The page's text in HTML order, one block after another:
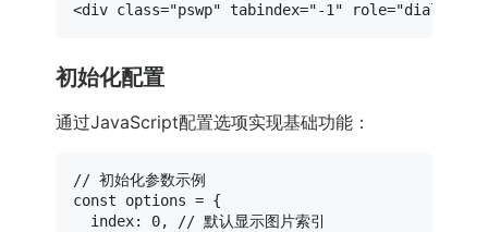
<div class="pswp" tabindex="-1" role="dialog"
初始化配置
通过JavaScript配置选项实现基础功能：
// 初始化参数示例
const options = {
index: 0,
// 默认显示图片索引